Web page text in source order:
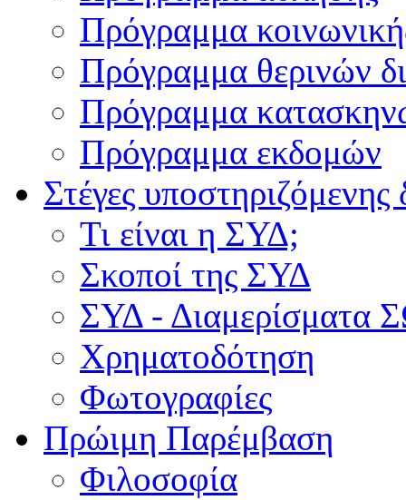
Πρόγραμμα
Πρόγραμμα θερινών
Πρόγραμμα
Πρόγραμμα εκδομών
Στέγες υποστηριζόμενης
Τι είναι η ΣΥΔ;
Σκοποί της ΣΥΔ
ΣΥΔ - Διαμερίσματα
Χρηματοδότηση
Φωτογραφίες
Πρώιμη Παρέμβαση
Φιλοσοφία